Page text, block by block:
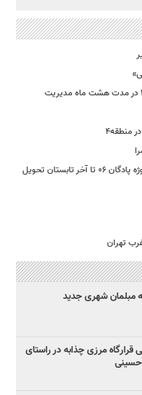
منطقه۴
تصویب پارکینگ- پناهگاه‌ها در کمیسیون ماده پنج/ پروژه پادگان ۰۶ تا آخر تابستان تحویل
تهران
مرزی چذابه در راستای
حسینی